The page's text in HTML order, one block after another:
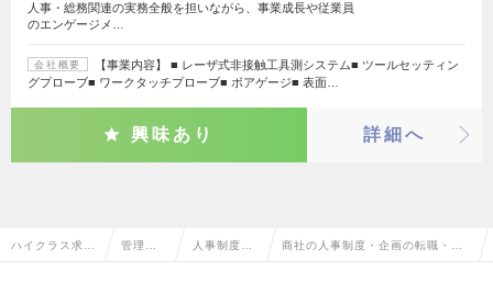
人事・総務関連の実務全般を担いながら、事業成長や従業員
のエンゲージメ…
会社概要
【事業内容】 ■ レーザ式非接触工具測システム■ ツールセッティン
グプローブ■ ワークタッチプローブ■ ボアゲージ■ 表面…
興味あり 詳細へ
ハイクラス求人 管理部 人事制度・ 商社の人事制度・企画の転職・求